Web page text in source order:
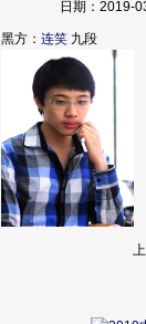
日期：
黑方： 连笑 九段